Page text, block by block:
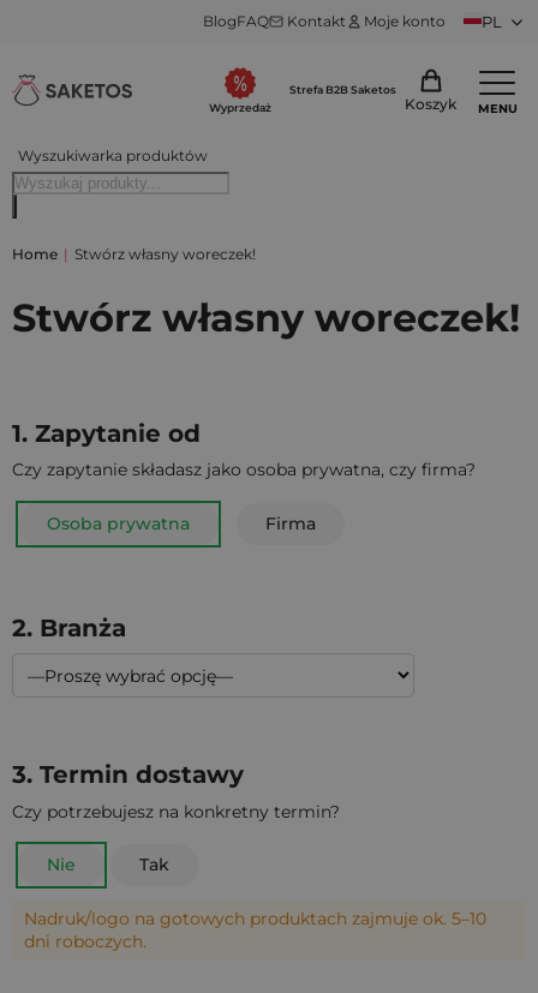
BlogFAQ Kontakt Moje konto PL
Wyszukiwarka produktów
Wyprzedaż
Strefa B2B Saketos
Koszyk MENU
Home | Stwórz własny woreczek!
Stwórz własny woreczek!
1. Zapytanie od
Czy zapytanie składasz jako osoba prywatna, czy firma?
Osoba prywatna Firma
2. Branża
3. Termin dostawy
Czy potrzebujesz na konkretny termin?
Nie Tak
Nadruk/logo na gotowych produktach zajmuje ok. 5–10
dni roboczych.